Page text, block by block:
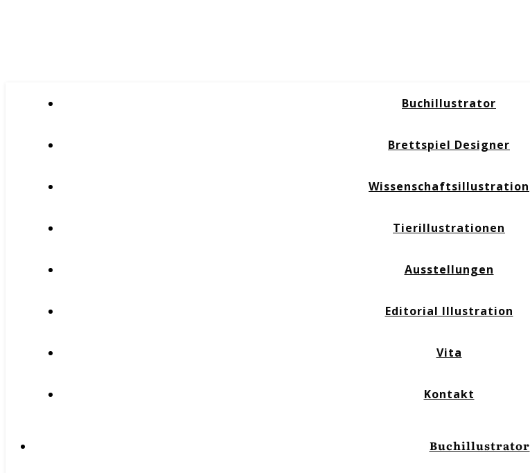
Buchillustrator
Brettspiel Designer
Wissenschaftsillustration
Tierillustrationen
Ausstellungen
Editorial Illustration
Vita
Kontakt
Buchillustrator